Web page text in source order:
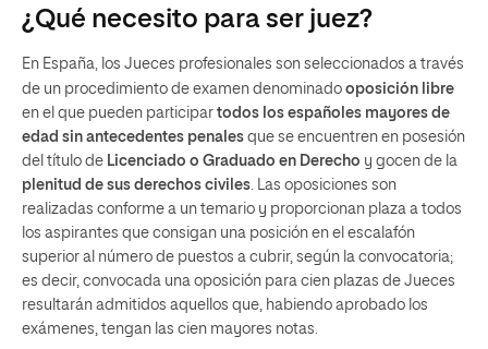
¿Qué necesito para ser juez?
En España, los Jueces profesionales son seleccionados a través
de un procedimiento de examen denominado oposición libre
en el que pueden participar todos los españoles mayores de
edad sin antecedentes penales que se encuentren en posesión
del título de Licenciado o Graduado en Derecho y gocen de la
plenitud de sus derechos civiles. Las oposiciones son
realizadas conforme a un temario y proporcionan plaza a todos
los aspirantes que consigan una posición en el escalafón
superior al número de puestos a cubrir, según la convocatoria;
es decir, convocada una oposición para cien plazas de Jueces
resultarán admitidos aquellos que, habiendo aprobado los
exámenes, tengan las cien mayores notas.